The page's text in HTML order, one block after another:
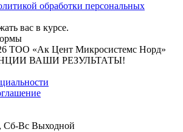
обработки персональных
вас в курсе.
ТОО «Ак Цент Микросистемс Норд»
ВАШИ РЕЗУЛЬТАТЫ!
Сб-Вс Выходной